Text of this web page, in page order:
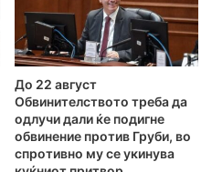
До 22 август
Обвинителството треба да
одлучи дали ќе подигне
обвинение против Груби, во
спротивно му се укинува